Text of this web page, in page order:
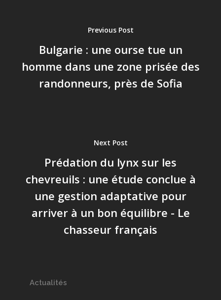
Previous Post
Bulgarie : une ourse tue un
homme dans une zone prisée des
randonneurs, près de Sofia
Next Post
Prédation du lynx sur les
chevreuils : une étude conclue à
une gestion adaptative pour
arriver à un bon équilibre - Le
chasseur français
Actualités